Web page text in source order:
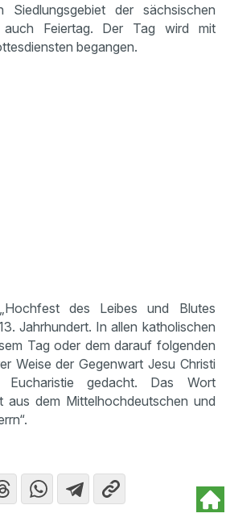
Siedlungsgebiet der sächsischen
Feiertag. Der Tag wird mit
begangen.
des Leibes und Blutes
Jahrhundert. In allen katholischen
Tag oder dem darauf folgenden
Weise der Gegenwart Jesu Christi
gedacht. Das Wort
aus dem Mittelhochdeutschen und